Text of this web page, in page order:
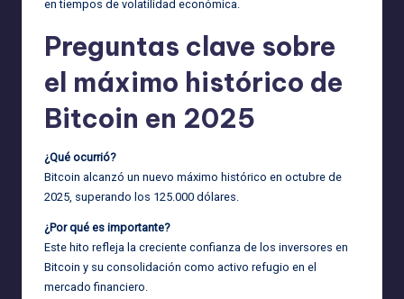
en tiempos de volatilidad económica.
Preguntas clave sobre
el máximo histórico de
Bitcoin en 2025
¿Qué ocurrió?
Bitcoin alcanzó un nuevo máximo histórico en octubre de
2025, superando los 125.000 dólares.
¿Por qué es importante?
Este hito refleja la creciente confianza de los inversores en
Bitcoin y su consolidación como activo refugio en el
mercado financiero.